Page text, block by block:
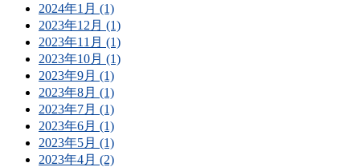
2024年1月 (1)
2023年12月 (1)
2023年11月 (1)
2023年10月 (1)
2023年9月 (1)
2023年8月 (1)
2023年7月 (1)
2023年6月 (1)
2023年5月 (1)
2023年4月 (2)